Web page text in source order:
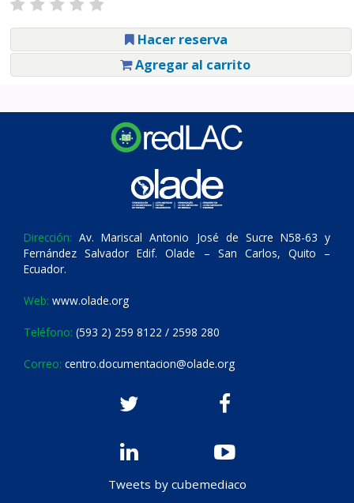
Hacer reserva
Agregar al carrito
Dirección: Av. Mariscal Antonio José de Sucre N58-63 y
Fernández Salvador Edif. Olade – San Carlos, Quito –
Ecuador.
Web: www.olade.org
Teléfono: (593 2) 259 8122 / 2598 280
Correo: centro.documentacion@olade.org
Tweets by cubemediaco